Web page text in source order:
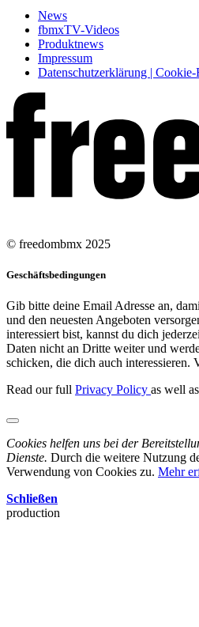
News
fbmxTV-Videos
Produktnews
Impressum
Datenschutzerklärung |
© freedombmx 2025
Geschäftsbedingungen
Gib bitte deine Email Adresse an,
und den neuesten Angeboten
interessiert bist, kannst du dich
Daten nicht an Dritte weiter und
schicken, die dich auch interessieren.
Read our full Privacy Policy as well as
Cookies helfen uns bei der
Dienste. Durch die weitere Nutzung
Verwendung von Cookies zu. Mehr
Schließen
production